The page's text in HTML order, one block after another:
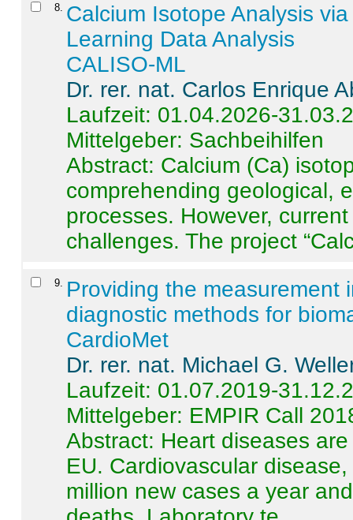
8 Calcium Isotope Analysis
Learning Data Analysis
CALISO-ML
Dr. rer. nat. Carlos Enrique
Laufzeit: 01.04.2026-
Mittelgeber: Sachbeihilfen
Abstract: Calcium (Ca)
comprehending geological,
processes. However,
challenges. The project
9
Providing the measurement
diagnostic methods for
CardioMet
Dr. rer. nat. Michael G.
Laufzeit: 01.07.2019-
Mittelgeber: EMPIR Call
Abstract: Heart diseases
EU. Cardiovascular
million new cases a year